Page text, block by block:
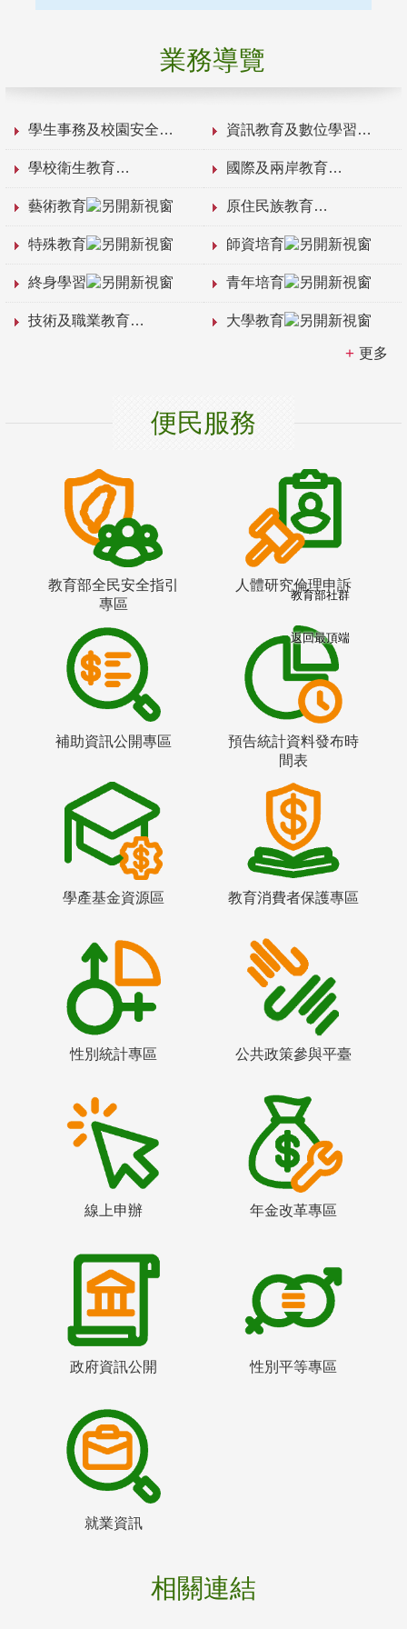
業務導覽
學生事務及校園安全 資訊教育及數位學習
學校衛生教育 國際及兩岸教育
藝術教育 原住民族教育
特殊教育 師資培育
終身學習 青年培育
技術及職業教育 大學教育
更多
便民服務
教育部全民安全指引
專區
人體研究倫理申訴
補助資訊公開專區
預告統計資料發布時
間表
學產基金資源區 教育消費者保護專區
性別統計專區 公共政策參與平臺
線上申辦 年金改革專區
政府資訊公開 性別平等專區
就業資訊
相關連結
教育部社群
返回最頂端